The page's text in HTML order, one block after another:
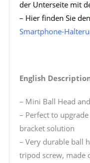
der Unterseite mit
– Hier finden Sie den
Smartphone-
English
– Mini Ball Head
– Perfect to
bracket solution
– Very durable ball
tripod screw, made